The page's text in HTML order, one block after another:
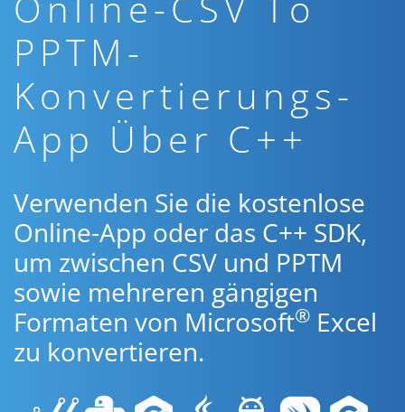
PPTM-
Konvertierungs-
App Über C++
Verwenden Sie die kostenlose
Online-App oder das C++ SDK,
um zwischen CSV und PPTM
sowie mehreren gängigen
Formaten von Microsoft® Excel
zu konvertieren.